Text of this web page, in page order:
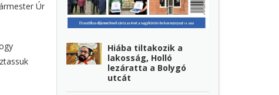
Úr
Hiába tiltakozik a
lakosság, Holló
lezáratta a Bolygó
utcát